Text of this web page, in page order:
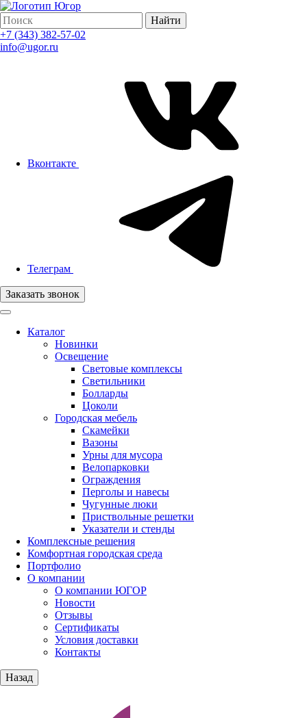
Найти
+7 (343) 382-57-02
info@ugor.ru
Вконтакте
Телеграм
Заказать звонок
Каталог
Новинки
Освещение
Световые комплексы
Светильники
Болларды
Цоколи
Городская мебель
Скамейки
Вазоны
Урны для мусора
Велопарковки
Ограждения
Перголы и навесы
Чугунные люки
Приствольные решетки
Указатели и стенды
Комплексные решения
Комфортная городская среда
Портфолио
О компании
О компании ЮГОР
Новости
Отзывы
Сертификаты
Условия доставки
Контакты
Назад